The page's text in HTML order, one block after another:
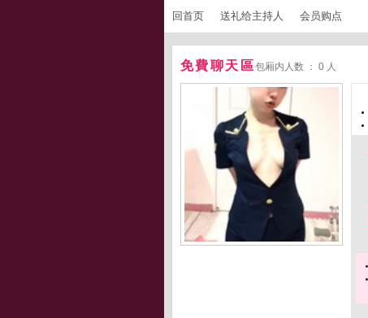
回首页 送礼给主持人 会员购点
免費聊天區包厢内人数 ： 0 人